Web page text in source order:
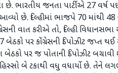
છે. ભારતીય જનતા પાર્ટીએ 27 વર્ષ
છે. દિલ્હીમાં ભાજપે 70 માંથી
વાત કરીએ તો, દિલ્હી
બેઠકો પર કોંગ્રેસની ડિપોઝીટ જપ્ત
બેઠકો પર જ પોતાની ડિપોઝીટ
બે ટકાથી વધુ વધાર્યો છે. તેને